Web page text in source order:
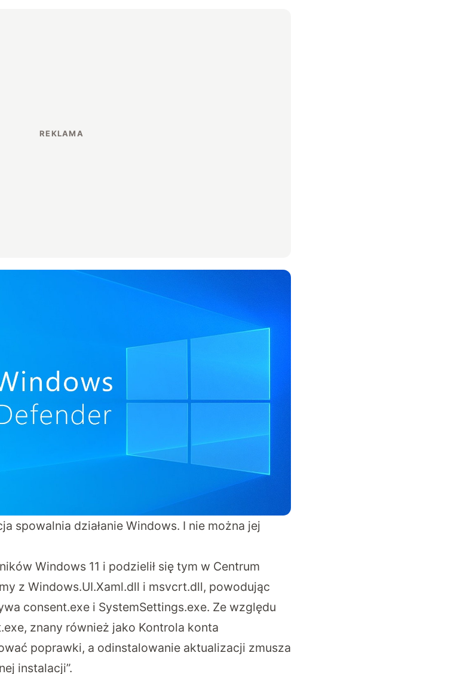
spowalnia działanie Windows. I nie można jej
Windows 11 i podzielił się tym w Centrum
z Windows.UI.Xaml.dll i msvcrt.dll, powodując
consent.exe i SystemSettings.exe. Ze względu
znany również jako Kontrola konta
poprawki, a odinstalowanie aktualizacji zmusza
instalacji”.